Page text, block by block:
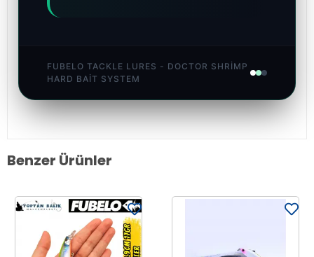
FUBELO TACKLE LURES - DOCTOR SHRIMP
HARD BAIT SYSTEM
Benzer Ürünler